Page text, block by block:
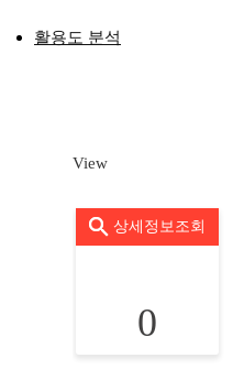
활용도 분석
View
상세정보조회
0